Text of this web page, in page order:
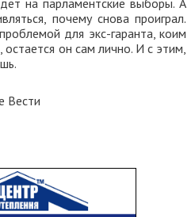
на парламентские выборы. А
почему снова проиграл.
для экс-гаранта, коим
он сам лично. И с этим,
Вести